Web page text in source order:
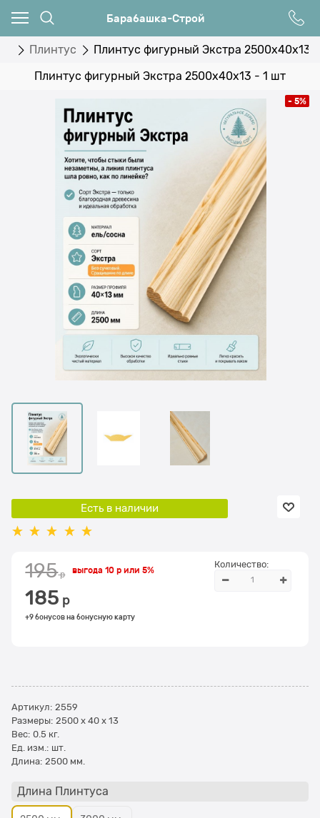
Барабашка-Строй
Плинтус Плинтус фигурный Экстра 2500x40х13
Плинтус фигурный Экстра 2500x40х13 - 1 шт
- 5%
Есть в наличии
195 р
185 р
выгода 10 рили 5%
+9 бонусов на бонусную карту
Количество:
Артикул: 2559
Размеры: 2500 x 40 x 13
Вес: 0.5 кг.
Ед. изм.: шт.
Длина: 2500 мм.
Длина Плинтуса